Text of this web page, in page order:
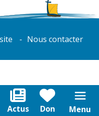
Actus Don Menu
Nous contacter